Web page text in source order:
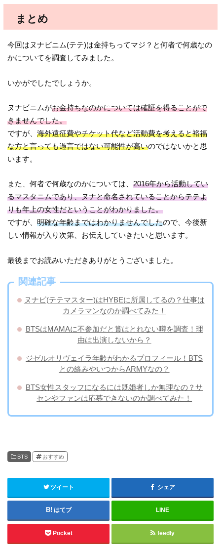
まとめ
今回はヌナビニム(テテ)は金持ちってマジ？と何者で何歳なの
かについてを調査してみました。
いかがでしたでしょうか。
ヌナビニムがお金持ちなのかについては確証を得ることがで
きませんでした。
ですが、海外遠征費やチケット代など活動費を考えると裕福
な方と言っても過言ではない可能性が高いのではないかと思
います。
また、何者で何歳なのかについては、2016年から活動してい
るマスタニムであり、ヌナと命名されていることからテテよ
りも年上の女性だということがわかりました。
ですが、明確な年齢まではわかりませんでしたので、今後新
しい情報が入り次第、お伝えしていきたいと思います。
最後までお読みいただきありがとうございました。
関連記事
ヌナビ(テテマスター)はHYBEに所属してるの？仕事は
カメラマンなのか調べてみた！
BTSはMAMAに不参加だと賞はとれない噂を調査！理
由は出演しないから？
ジゼルオリヴェイラ年齢がわかるプロフィール！BTS
との絡みやいつからARMYなの？
BTS女性スタッフになるには既婚者しか無理なの？サ
センやファンは応募できないのか調べてみた！
BTS おすすめ
ツイート シェア
はてブ LINE
Pocket feedly